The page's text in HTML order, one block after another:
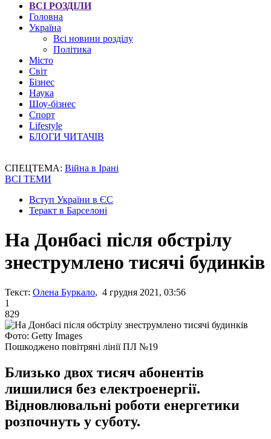
ВСІ РОЗДІЛИ
Головна
Україна
Всі новини розділу
Політика
Місто
Світ
Бізнес
Наука
Шоу-бізнес
Спорт
Lifestyle
БЛОГИ ЧИТАЧІВ
СПЕЦТЕМА: Війна в Ірані
ВСІ ТЕМИ
Вступ України в ЄС
Теракт в Барселоні
На Донбасі після обстрілу
знеструмлено тисячі будинків
Текст: Олена Буркало, 4 грудня 2021, 03:56
1
829
Фото: Getty Images
Пошкоджено повітряні лінії ПЛ №19
Близько двох тисяч абонентів
лишилися без електроенергії.
Відновлювальні роботи енергетики
розпочнуть у суботу.